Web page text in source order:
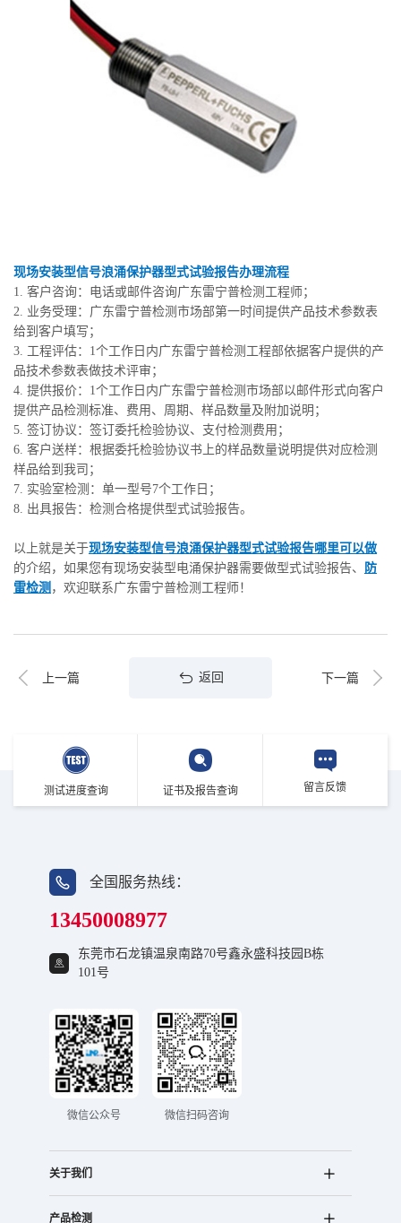
现场安装型信号浪涌保护器型式试验报告办理流程
1. 客户咨询：电话或邮件咨询广东雷宁普检测工程师；
2. 业务受理：广东雷宁普检测市场部第一时间提供产品技术参数表
给到客户填写；
3. 工程评估：1个工作日内广东雷宁普检测工程部依据客户提供的产
品技术参数表做技术评审；
4. 提供报价：1个工作日内广东雷宁普检测市场部以邮件形式向客户
提供产品检测标准、费用、周期、样品数量及附加说明；
5. 签订协议：签订委托检验协议、支付检测费用；
6. 客户送样：根据委托检验协议书上的样品数量说明提供对应检测
样品给到我司；
7. 实验室检测：单一型号7个工作日；
8. 出具报告：检测合格提供型式试验报告。
以上就是关于现场安装型信号浪涌保护器型式试验报告哪里可以做
的介绍，如果您有现场安装型电涌保护器需要做型式试验报告、
防
雷检测 ，欢迎联系广东雷宁普检测工程师！
上一篇 返回 下一篇
测试进度查询 证书及报告查询 留言反馈
全国服务热线：
13450008977
东莞市石龙镇温泉南路70号鑫永盛科技园B栋
101号
微信公众号 微信扫码咨询
关于我们
产品检测